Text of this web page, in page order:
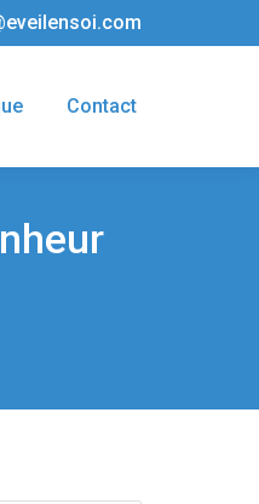
Contact